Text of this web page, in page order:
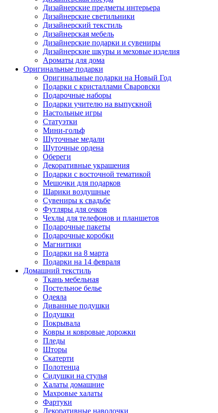
Дизайнерские предметы интерьера
Дизайнерские светильники
Дизайнерский текстиль
Дизайнерская мебель
Дизайнерские подарки и сувениры
Дизайнерские шкуры и меховые изделия
Ароматы для дома
Оригинальные подарки
Оригинальные подарки на Новый Год
Подарки с кристаллами Сваровски
Подарочные наборы
Подарки учителю на выпускной
Настольные игры
Статуэтки
Мини-гольф
Шуточные медали
Шуточные ордена
Обереги
Декоративные украшения
Подарки с восточной тематикой
Мешочки для подарков
Шарики воздушные
Сувениры к свадьбе
Футляры для очков
Чехлы для телефонов и планшетов
Подарочные пакеты
Подарочные коробки
Магнитики
Подарки на 8 марта
Подарки на 14 февраля
Домашний текстиль
Ткань мебельная
Постельное белье
Одеяла
Диванные подушки
Подушки
Покрывала
Ковры и ковровые дорожки
Пледы
Шторы
Скатерти
Полотенца
Сидушки на стулья
Халаты домашние
Махровые халаты
Фартуки
Декоративные наволочки